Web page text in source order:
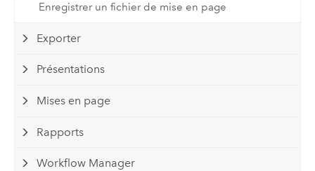
Enregistrer un fichier de mise en page
Exporter
Présentations
Mises en page
Rapports
Workflow Manager